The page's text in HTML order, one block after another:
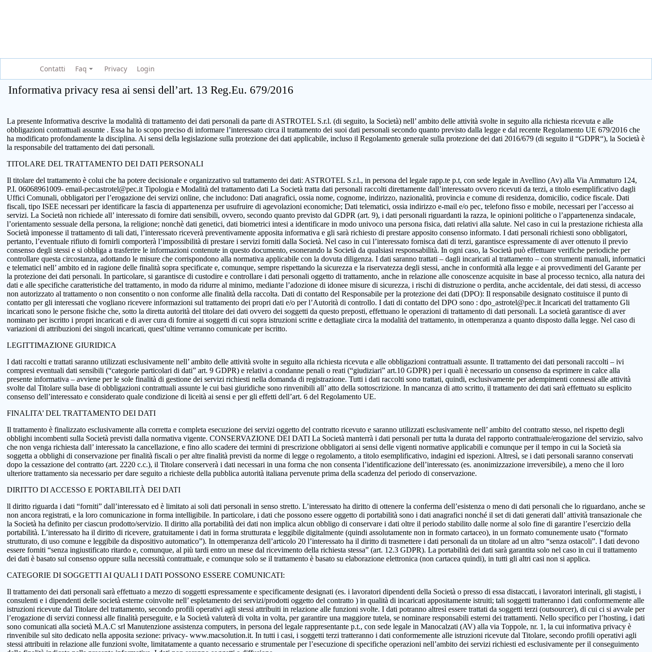
Contatti Faq Privacy Login
Informativa privacy resa ai sensi dell’art. 13 Reg.Eu. 679/2016
La presente Informativa descrive la modalità di trattamento dei dati personali da parte di ASTROTEL S.r.l. (di seguito, la Società) nell’ ambito delle attività svolte in seguito alla richiesta ricevuta e alle
obbligazioni contrattuali assunte . Essa ha lo scopo preciso di informare l’interessato circa il trattamento dei suoi dati personali secondo quanto previsto dalla legge e dal recente Regolamento UE 679/2016 che
ha modificato profondamente la disciplina. Ai sensi della legislazione sulla protezione dei dati applicabile, incluso il Regolamento generale sulla protezione dei dati 2016/679 (di seguito il “GDPR“), la Società è
la responsabile del trattamento dei dati personali.
TITOLARE DEL TRATTAMENTO DEI DATI PERSONALI
Il titolare del trattamento è colui che ha potere decisionale e organizzativo sul trattamento dei dati: ASTROTEL S.r.l., in persona del legale rapp.te p.t, con sede legale in Avellino (Av) alla Via Ammaturo 124,
P.I. 06068961009- email-pec:astrotel@pec.it Tipologia e Modalità del trattamento dati La Società tratta dati personali raccolti direttamente dall’interessato ovvero ricevuti da terzi, a titolo esemplificativo dagli
Uffici Comunali, obbligatori per l’erogazione dei servizi online, che includono: Dati anagrafici, ossia nome, cognome, indirizzo, nazionalità, provincia e comune di residenza, domicilio, codice fiscale. Dati
fiscali, tipo ISEE necessari per identificare la fascia di appartenenza per usufruire di agevolazioni economiche; Dati telematici, ossia indirizzo e-mail e/o pec, telefono fisso e mobile, necessari per l’accesso ai
servizi. La Società non richiede all’ interessato di fornire dati sensibili, ovvero, secondo quanto previsto dal GDPR (art. 9), i dati personali riguardanti la razza, le opinioni politiche o l’appartenenza sindacale,
l’orientamento sessuale della persona, la religione; nonchè dati genetici, dati biometrici intesi a identificare in modo univoco una persona fisica, dati relativi alla salute. Nel caso in cui la prestazione richiesta alla
Società imponesse il trattamento di tali dati, l’interessato riceverà preventivamente apposita informativa e gli sarà richiesto di prestare apposito consenso informato. I dati personali richiesti sono obbligatori,
pertanto, l’eventuale rifiuto di fornirli comporterà l’impossibilità di prestare i servizi forniti dalla Società. Nel caso in cui l’interessato fornisca dati di terzi, garantisce espressamente di aver ottenuto il previo
consenso degli stessi e si obbliga a trasferire le informazioni contenute in questo documento, esonerando la Società da qualsiasi responsabilità. In ogni caso, la Società può effettuare verifiche periodiche per
controllare questa circostanza, adottando le misure che corrispondono alla normativa applicabile con la dovuta diligenza. I dati saranno trattati – dagli incaricati al trattamento – con strumenti manuali, informatici
e telematici nell’ ambito ed in ragione delle finalità sopra specificate e, comunque, sempre rispettando la sicurezza e la riservatezza degli stessi, anche in conformità alla legge e ai provvedimenti del Garante per
la protezione dei dati personali. In particolare, si garantisce di custodire e controllare i dati personali oggetto di trattamento, anche in relazione alle conoscenze acquisite in base al processo tecnico, alla natura dei
dati e alle specifiche caratteristiche del trattamento, in modo da ridurre al minimo, mediante l’adozione di idonee misure di sicurezza, i rischi di distruzione o perdita, anche accidentale, dei dati stessi, di accesso
non autorizzato al trattamento o non consentito o non conforme alle finalità della raccolta. Dati di contatto del Responsabile per la protezione dei dati (DPO): Il responsabile designato costituisce il punto di
contatto per gli interessati che vogliano ricevere informazioni sul trattamento dei propri dati e/o per l’Autorità di controllo. I dati di contatto del DPO sono : dpo_astrotel@pec.it Incaricati del trattamento Gli
incaricati sono le persone fisiche che, sotto la diretta autorità del titolare dei dati ovvero dei soggetti da questo preposti, effettuano le operazioni di trattamento di dati personali. La società garantisce di aver
nominato per iscritto i propri incaricati e di aver cura di fornire ai soggetti di cui sopra istruzioni scritte e dettagliate circa la modalità del trattamento, in ottemperanza a quanto disposto dalla legge. Nel caso di
variazioni di attribuzioni dei singoli incaricati, quest’ultime verranno comunicate per iscritto.
LEGITTIMAZIONE GIURIDICA
I dati raccolti e trattati saranno utilizzati esclusivamente nell’ ambito delle attività svolte in seguito alla richiesta ricevuta e alle obbligazioni contrattuali assunte. Il trattamento dei dati personali raccolti – ivi
compresi eventuali dati sensibili (“categorie particolari di dati” art. 9 GDPR) e relativi a condanne penali o reati (“giudiziari” art.10 GDPR) per i quali è necessario un consenso da esprimere in calce alla
presente informativa – avviene per le sole finalità di gestione dei servizi richiesti nella domanda di registrazione. Tutti i dati raccolti sono trattati, quindi, esclusivamente per adempimenti connessi alle attività
svolte dal Titolare sulla base di obbligazioni contrattuali assunte le cui basi giuridiche sono rinvenibili all’ atto della sottoscrizione. In mancanza di atto scritto, il trattamento dei dati sarà effettuato su esplicito
consenso dell’interessato e considerato quale condizione di liceità ai sensi e per gli effetti dell’art. 6 del Regolamento UE.
FINALITA’ DEL TRATTAMENTO DEI DATI
Il trattamento è finalizzato esclusivamente alla corretta e completa esecuzione dei servizi oggetto del contratto ricevuto e saranno utilizzati esclusivamente nell’ ambito del contratto stesso, nel rispetto degli
obblighi incombenti sulla Società previsti dalla normativa vigente. CONSERVAZIONE DEI DATI La Società manterrà i dati personali per tutta la durata del rapporto contrattuale/erogazione del servizio, salvo
che non venga richiesta dall’ interessato la cancellazione, e fino allo scadere dei termini di prescrizione obbligatori ai sensi delle vigenti normative applicabili e comunque per il tempo in cui la Società sia
soggetta a obblighi di conservazione per finalità fiscali o per altre finalità previsti da norme di legge o regolamento, a titolo esemplificativo, indagini ed ispezioni. Altresì, se i dati personali saranno conservati
dopo la cessazione del contratto (art. 2220 c.c.), il Titolare conserverà i dati necessari in una forma che non consenta l’identificazione dell’interessato (es. anonimizzazione irreversibile), a meno che il loro
ulteriore trattamento sia necessario per dare seguito a richieste della pubblica autorità italiana pervenute prima della scadenza del periodo di conservazione.
DIRITTO DI ACCESSO E PORTABILITÀ DEI DATI
ll diritto riguarda i dati “forniti” dall’interessato ed è limitato ai soli dati personali in senso stretto. L’interessato ha diritto di ottenere la conferma dell’esistenza o meno di dati personali che lo riguardano, anche se
non ancora registrati, e la loro comunicazione in forma intelligibile. In particolare, i dati che possono essere oggetto di portabilità sono i dati anagrafici nonché il set di dati generati dall’ attività transazionale che
la Società ha definito per ciascun prodotto/servizio. Il diritto alla portabilità dei dati non implica alcun obbligo di conservare i dati oltre il periodo stabilito dalle norme al solo fine di garantire l’esercizio della
portabilità. L’interessato ha il diritto di ricevere, gratuitamente i dati in forma strutturata e leggibile digitalmente (quindi assolutamente non in formato cartaceo), in un formato comunemente usato (“formato
strutturato, di uso comune e leggibile da dispositivo automatico”). In ottemperanza dell’articolo 20 l’interessato ha il diritto di trasmettere i dati personali da un titolare ad un altro “senza ostacoli”. I dati devono
essere forniti “senza ingiustificato ritardo e, comunque, al più tardi entro un mese dal ricevimento della richiesta stessa” (art. 12.3 GDPR). La portabilità dei dati sarà garantita solo nel caso in cui il trattamento
dei dati è basato sul consenso oppure sulla necessità contrattuale, e comunque solo se il trattamento è basato su elaborazione elettronica (non cartacea quindi), in tutti gli altri casi non si applica.
CATEGORIE DI SOGGETTI AI QUALI I DATI POSSONO ESSERE COMUNICATI:
Il trattamento dei dati personali sarà effettuato a mezzo di soggetti espressamente e specificamente designati (es. i lavoratori dipendenti della Società o presso di essa distaccati, i lavoratori interinali, gli stagisti, i
consulenti e i dipendenti delle società esterne coinvolte nell’ espletamento dei servizi/prodotti oggetto del contratto ) in qualità di incaricati appositamente istruiti; tali soggetti tratteranno i dati conformemente alle
istruzioni ricevute dal Titolare del trattamento, secondo profili operativi agli stessi attribuiti in relazione alle funzioni svolte. I dati potranno altresì essere trattati da soggetti terzi (outsourcer), di cui ci si avvale per
l’erogazione di servizi connessi alle finalità perseguite, e la Società valuterà di volta in volta, per garantire una maggiore tutela, se nominare responsabili esterni dei trattamenti. Nello specifico per l’hosting, i dati
sono comunicati alla società M.A.C srl Manutenzione assistenza computers, in persona del legale rappresentante p.t., con sede legale in Manocalzati (AV) alla via Toppole, nr. 1, la cui informativa privacy è
rinvenibile sul sito dedicato nella apposita sezione: privacy- www.macsolution.it. In tutti i casi, i soggetti terzi tratteranno i dati conformemente alle istruzioni ricevute dal Titolare, secondo profili operativi agli
stessi attribuiti in relazione alle funzioni svolte, limitatamente a quanto necessario e strumentale per l’esecuzione di specifiche operazioni nell’ambito dei servizi richiesti ed esclusivamente per il conseguimento